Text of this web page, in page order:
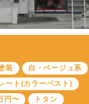
装
白・ベージュ系
ート(カラーベスト)
円〜
トタン